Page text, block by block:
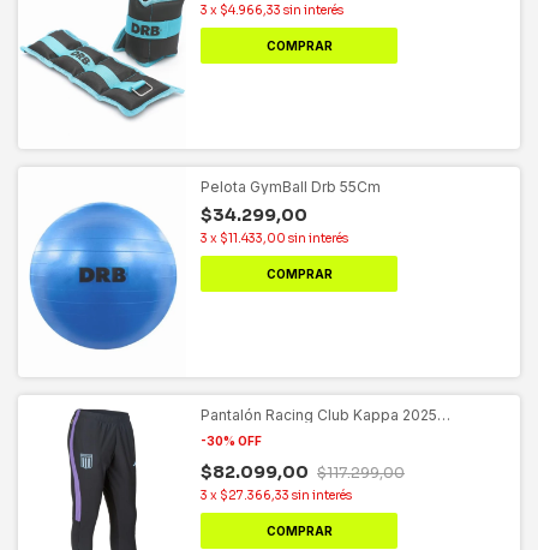
3 x $4.966,33 sin interés
COMPRAR
Pelota GymBall Drb 55Cm
$34.299,00
3 x $11.433,00 sin interés
COMPRAR
Pantalón Racing Club Kappa 2025
-30% OFF
$82.099,00 $117.299,00
3 x $27.366,33 sin interés
COMPRAR